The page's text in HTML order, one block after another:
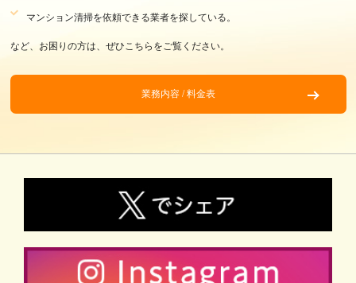
マンション清掃を依頼できる業者を探している。
など、お困りの方は、ぜひこちらをご覧ください。
業務内容 / 料金表